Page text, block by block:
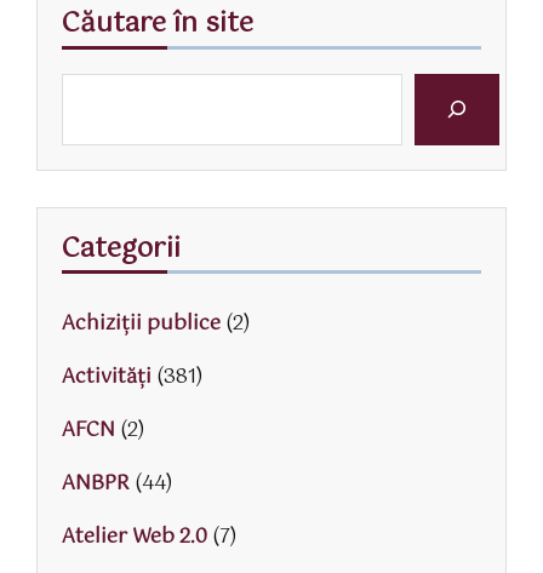
Căutare în site
Categorii
Achiziții publice(2)
Activităţi (381)
AFCN (2)
ANBPR(44)
Atelier Web 2.0(7)